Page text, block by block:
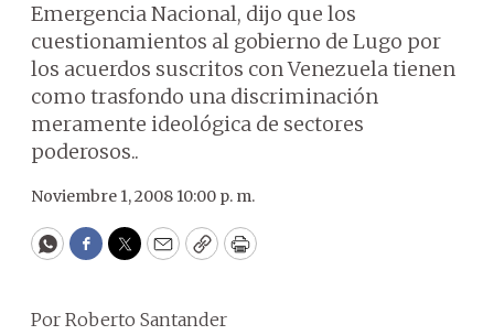
Emergencia Nacional, dijo que los
cuestionamientos al gobierno de Lugo por
los acuerdos suscritos con Venezuela tienen
como trasfondo una discriminación
meramente ideológica de sectores
poderosos..
Noviembre 1, 2008 10:00 p. m.
WhatsApp
Facebook
Twitter
EmailCopyPrint
Por Roberto Santander